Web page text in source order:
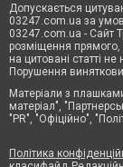
Допускається
03247.com.ua за
03247.com.ua - Сайт
розміщення прямого,
на цитовані статті
Порушення
Матеріали з
матеріал",
"PR", "Офіційно",
Політика